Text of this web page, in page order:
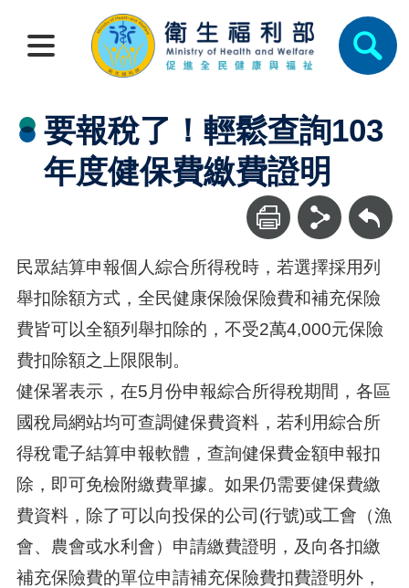
要報稅了！輕鬆查詢103
年度健保費繳費證明
回上一頁
民眾結算申報個人綜合所得稅時，若選擇採用列
舉扣除額方式，全民健康保險保險費和補充保險
費皆可以全額列舉扣除的，不受2萬4,000元保險
費扣除額之上限限制。
健保署表示，在5月份申報綜合所得稅期間，各區
國稅局網站均可查調健保費資料，若利用綜合所
得稅電子結算申報軟體，查詢健保費金額申報扣
除，即可免檢附繳費單據。如果仍需要健保費繳
費資料，除了可以向投保的公司(行號)或工會（漁
會、農會或水利會）申請繳費證明，及向各扣繳
補充保險費的單位申請補充保險費扣費證明外，